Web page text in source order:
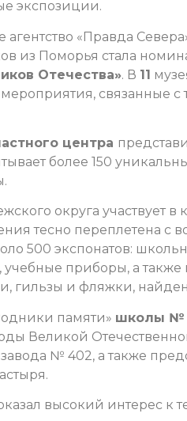
экспозиции.
«Правда
из Поморья стала
Отечества». В 11
связанные
центра
более 150
округа участвует
тесно переплетена с
500 экспонатов:
приборы, а также
гильзы и фляжки,
памяти» школы №
Великой
№ 402, а также
высокий интерес к